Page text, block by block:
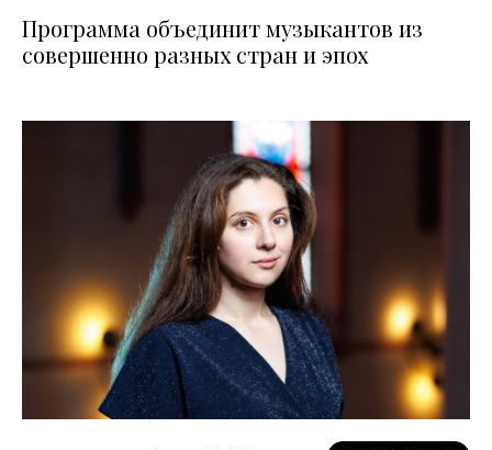
Программа объединит музыкантов из
совершенно разных стран и эпох